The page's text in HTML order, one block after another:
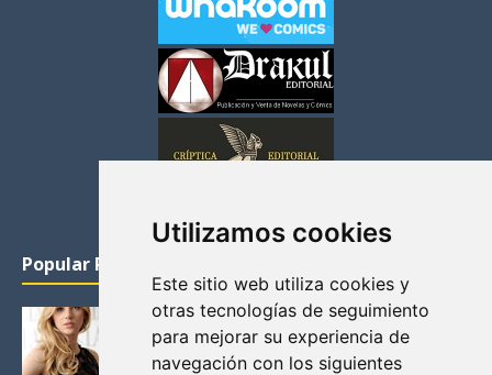
Utilizamos cookies
Este sitio web utiliza cookies y
otras tecnologías de seguimiento
para mejorar su experiencia de
navegación con los siguientes
Popular Posts
KATHERYN WINNICK: LA ACTRIZ MAS GUAPA DE
VIKINGOS
Junio 14, 2013